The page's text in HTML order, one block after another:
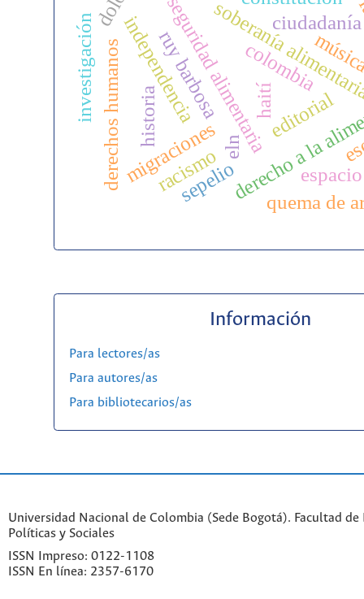
editorial
derecho a la
seguridad alimentaria
soberanía
migraciones
independencia haití
ciudadanía
derechos humanos colombia
eln
racismo
ruy barbosa
quema de
historia
investigación
sepelio
Información
Para lectores/as
Para autores/as
Para bibliotecarios/as
Universidad Nacional de Colombia (Sede Bogotá). Facultad de
Políticas y Sociales
ISSN Impreso: 0122-1108
ISSN En línea: 2357-6170